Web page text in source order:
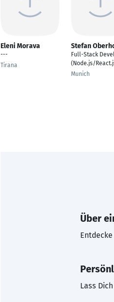
Eleni Morava
---
Tirana
Stefan
Full-Stack
(Node.js/
Munich
Über
Lass